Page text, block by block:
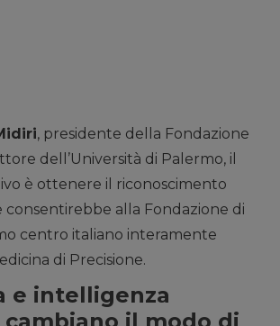
, presidente della Fondazione
dell’Università di Palermo, il
è ottenere il riconoscimento
consentirebbe alla Fondazione di
centro italiano interamente
di Precisione.
e intelligenza